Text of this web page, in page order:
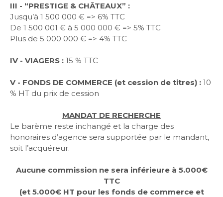
III - “PRESTIGE & CHÂTEAUX” :
Jusqu’à 1 500 000 € => 6% TTC
De 1 500 001 € à 5 000 000 € => 5% TTC
Plus de 5 000 000 € => 4% TTC
IV - VIAGERS : 15 % TTC
V - FONDS DE COMMERCE (et cession de titres) : 10
% HT du prix de cession
MANDAT DE RECHERCHE
Le barème reste inchangé et la charge des
honoraires d’agence sera supportée par le mandant,
soit l’acquéreur.
Aucune commission ne sera inférieure à 5.000€
TTC
(et 5.000€ HT pour les fonds de commerce et